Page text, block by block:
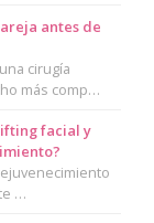
antes de
cirugía
más comp…
facial y
…